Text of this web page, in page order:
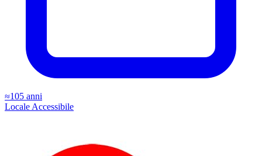
≈105 anni
Locale Accessibile